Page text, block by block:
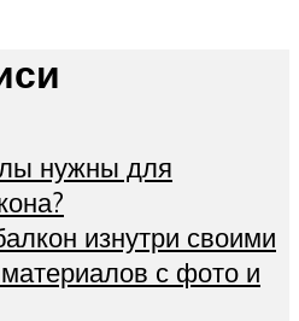
нужны для
изнутри своими
с фото и